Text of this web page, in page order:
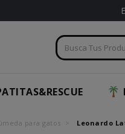
para gatos Leonardo